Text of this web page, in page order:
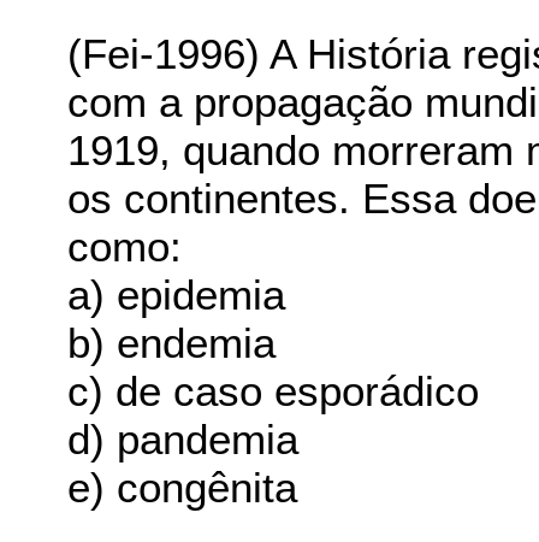
(Fei-1996) A História
com a propagação
1919, quando morreram
os continentes. Essa
como:
a) epidemia
b) endemia
c) de caso esporádico
d) pandemia
e) congênita